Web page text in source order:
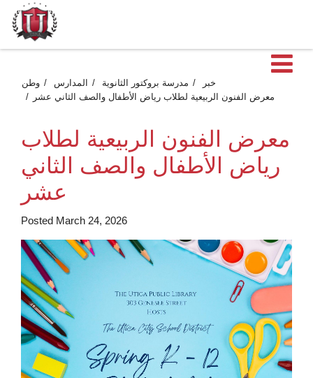
وطن المدارس مدرسة بروكتور الثانوية
خبر
معرض الفنون الربيعية لطلاب رياض الأطفال والصف الثاني عشر
معرض الفنون الربيعية لطلاب
رياض الأطفال والصف الثاني
عشر
Posted March 24, 2026